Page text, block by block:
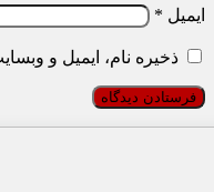
ایمیل *
ذخیره نام، ایمیل و